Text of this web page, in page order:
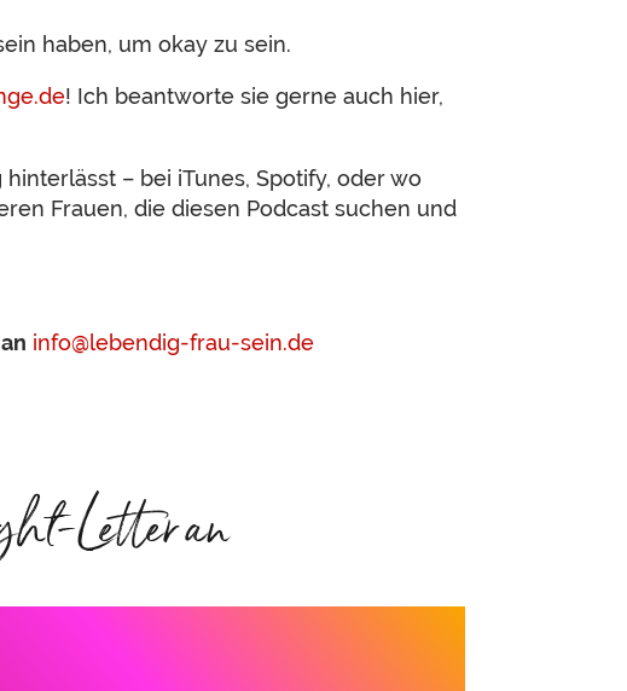
haben, um okay zu sein.
! Ich beantworte sie gerne auch hier,
– bei iTunes, Spotify, oder wo
Frauen, die diesen Podcast suchen und
info@lebendig-frau-sein.de
Letter an